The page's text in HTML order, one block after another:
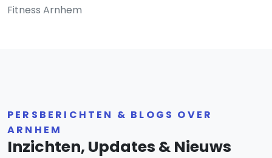
Fitness Arnhem
PERSBERICHTEN & BLOGS OVER
ARNHEM
Inzichten, Updates & Nieuws